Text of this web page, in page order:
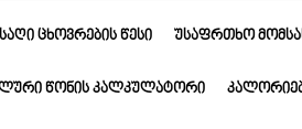
ᲪᲮᲝᲕᲠᲔᲑᲘᲡ ᲬᲔᲡᲘ ᲣᲡᲐᲤᲠᲗᲮᲝ
ᲬᲝᲜᲘᲡ ᲙᲐᲚᲙᲣᲚᲐᲢᲝᲠᲘ